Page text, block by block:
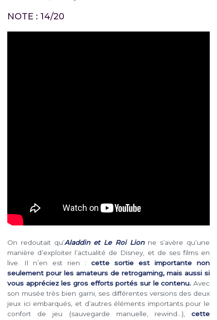
NOTE : 14/20
On redoutait qu’Aladdin et Le Roi Lionne s’avère qu’une
manière d’exploiter l’actualité de Disney, et de ses films en
live. Il n’en est rien : cette sortie est importante non
seulement pour les amateurs de retrogaming, mais aussi si
vous appréciez les gros efforts portés sur le contenu. Avec
son musée très bien garni, ses différentes versions des deux
jeux ici embarqués, et d’autres éléments importants pour le
confort de jeu (sauvegarde manuelle, rewind…), cette